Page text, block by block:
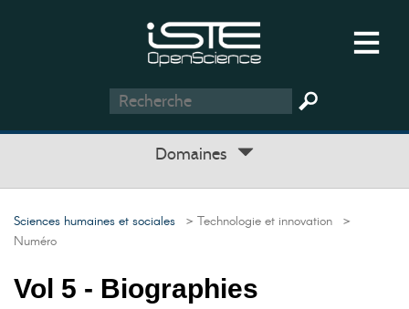
Domaines
Sciences humaines et sociales > Technologie et innovation >
Numéro
Vol 5 - Biographies